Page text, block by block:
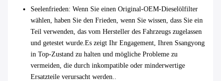
Seelenfrieden: Wenn Sie einen Original-OEM-Dieselölfilter
wählen, haben Sie den Frieden, wenn Sie wissen, dass Sie ein
Teil verwenden, das vom Hersteller des Fahrzeugs zugelassen
und getestet wurde.Es zeigt Ihr Engagement, Ihren Ssangyong
in Top-Zustand zu halten und mögliche Probleme zu
vermeiden, die durch inkompatible oder minderwertige
Ersatzteile verursacht werden..